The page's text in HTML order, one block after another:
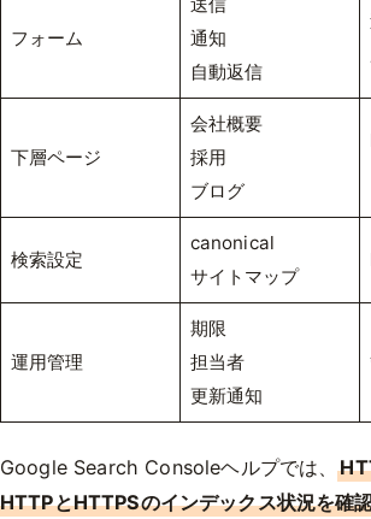
フォーム
送信
通知
自動返信
下層ページ
会社概要
採用
ブログ
検索設定
canonical
サイトマップ
運用管理
期限
担当者
更新通知
Google Search Consoleヘルプでは、
HTTPとHTTPSのインデックス状況を確